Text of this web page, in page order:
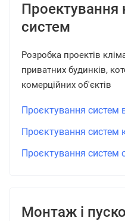
Проектування
систем
Розробка проектів
приватних будинків,
комерційних об'єктів
Проєктування систем
Проєктування систем
Проєктування систем
Монтаж і